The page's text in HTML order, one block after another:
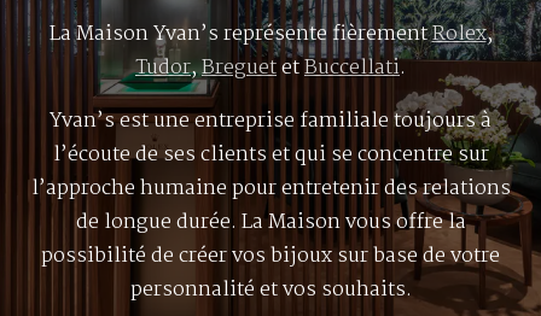
La Maison Yvan’s représente fièrementRolex,
Tudor,BreguetetBuccellati.
Yvan’s est une entreprise familiale toujours à
l’écoute de ses clients et qui se concentre sur
l’approche humaine pour entretenir des relations
de longue durée. La Maison vous offre la
possibilité de créer vos bijoux sur base de votre
personnalité et vos souhaits.